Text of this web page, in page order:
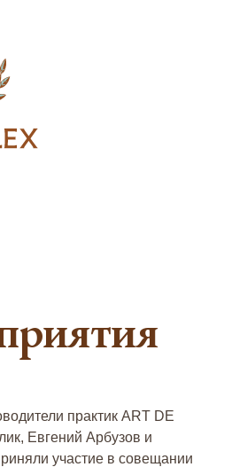
практик ART DE
Евгений Арбузов и
участие в совещании